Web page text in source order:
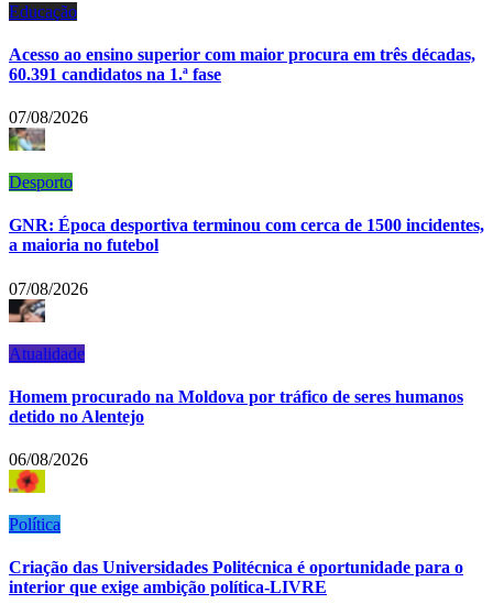
Educação
Acesso ao ensino superior com maior procura em três décadas,
60.391 candidatos na 1.ª fase
07/08/2026
Desporto
GNR: Época desportiva terminou com cerca de 1500 incidentes,
a maioria no futebol
07/08/2026
Atualidade
Homem procurado na Moldova por tráfico de seres humanos
detido no Alentejo
06/08/2026
Política
Criação das Universidades Politécnica é oportunidade para o
interior que exige ambição política-LIVRE